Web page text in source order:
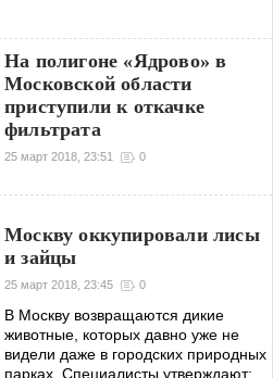
На полигоне «Ядрово» в
Московской области
приступили к откачке
фильтрата
25 март 2018, 23:51 0
Москву оккупировали лисы
и зайцы
25 март 2018, 23:45 0
В Москву возвращаются дикие
животные, которых давно уже не
видели даже в городских природных
парках. Специалисты утверждают: